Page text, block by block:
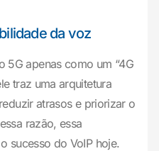
da voz
5G apenas como um “4G
traz uma arquitetura
atrasos e priorizar o
razão, essa
sucesso do VoIP hoje.